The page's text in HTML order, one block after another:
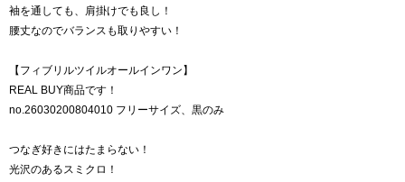
袖を通しても、肩掛けでも良し！
腰丈なのでバランスも取りやすい！
【フィブリルツイルオールインワン】
REAL BUY商品です！
no.26030200804010 フリーサイズ、黒のみ
つなぎ好きにはたまらない！
光沢のあるスミクロ！